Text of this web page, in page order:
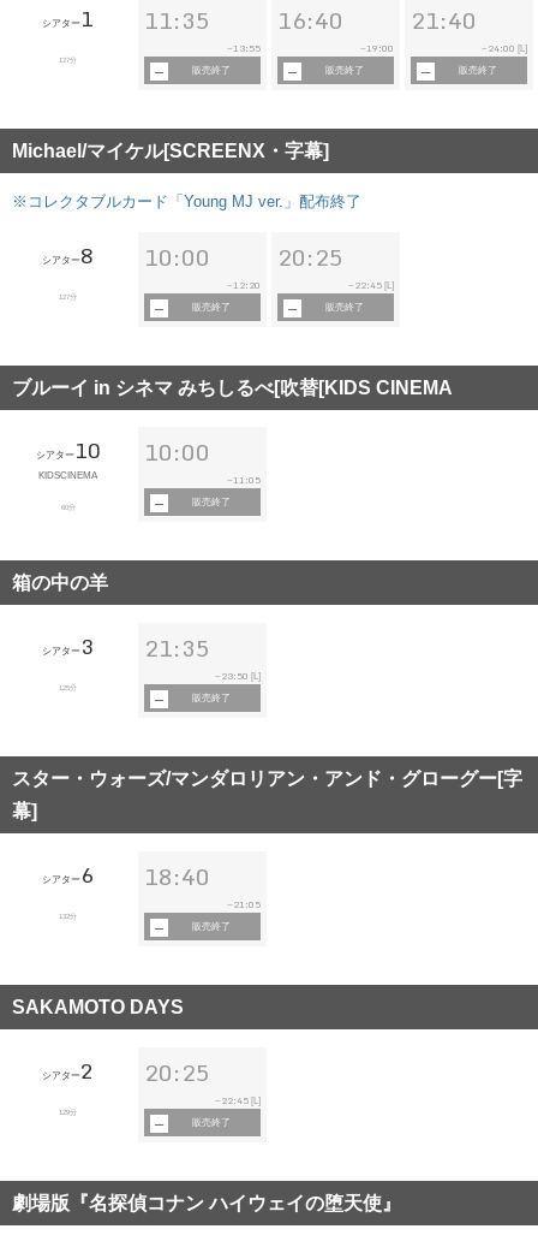
シアター 1
127分
11:35
~13:55
販売終了
16:40
~19:00
販売終了
21:40
~ 24:00 [L]
販売終了
Michael/マイケル[SCREENX・字幕]
※コレクタブルカード「Young MJ ver.」配布終了
シアター8
127分
10:00
~12:20
販売終了
20:25
~ 22:45 [L]
販売終了
ブルーイ in シネマ みちしるべ[吹替[KIDS CINEMA
シアター10
KIDSCINEMA
60分
10:00
~11:05
販売終了
箱の中の羊
シアター 3
125分
21:35
~ 23:50 [L]
販売終了
スター・ウォーズ/マンダロリアン・アンド・グローグー[字
幕]
シアター 6
132分
18:40
~ 21:05
販売終了
SAKAMOTO DAYS
シアター2
129分
20:25
~ 22:45 [L]
販売終了
劇場版『名探偵コナン ハイウェイの堕天使』